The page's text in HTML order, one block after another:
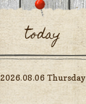
today
2026.08.06 Thursday